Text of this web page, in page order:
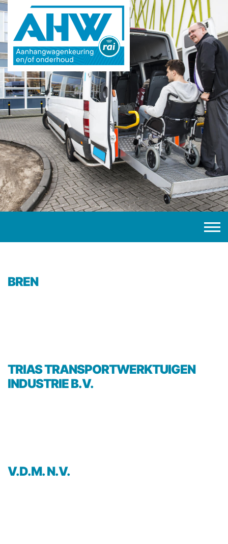
BREN
TRIAS TRANSPORTWERKTUIGEN
INDUSTRIE B.V.
V.D.M. N.V.